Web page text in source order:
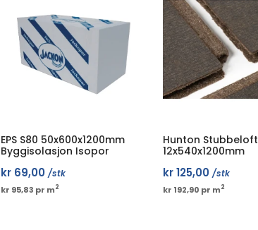
EPS S80 50x600x1200mm
Byggisolasjon Isopor
kr69,00 /stk
kr 95,83 pr m2
Hunton Stubbeloft
12x540x1200mm
kr125,00 /stk
kr 192,90 pr m2